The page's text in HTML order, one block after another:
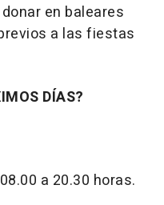
en baleares
a las fiestas
DÍAS?
a 20.30 horas.